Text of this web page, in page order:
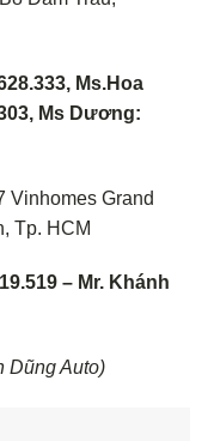
Ms.Hoa
Ms Dương:
Vinhomes Grand
Tp. HCM
– Mr. Khánh
Dũng Auto)